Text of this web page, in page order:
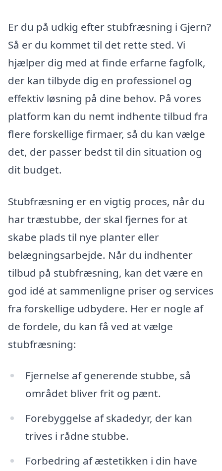
Er du på udkig efter stubfræsning i Gjern?
Så er du kommet til det rette sted. Vi
hjælper dig med at finde erfarne fagfolk,
der kan tilbyde dig en professionel og
effektiv løsning på dine behov. På vores
platform kan du nemt indhente tilbud fra
flere forskellige firmaer, så du kan vælge
det, der passer bedst til din situation og
dit budget.
Stubfræsning er en vigtig proces, når du
har træstubbe, der skal fjernes for at
skabe plads til nye planter eller
belægningsarbejde. Når du indhenter
tilbud på stubfræsning, kan det være en
god idé at sammenligne priser og services
fra forskellige udbydere. Her er nogle af
de fordele, du kan få ved at vælge
stubfræsning:
Fjernelse af generende stubbe, så
området bliver frit og pænt.
Forebyggelse af skadedyr, der kan
trives i rådne stubbe.
Forbedring af æstetikken i din have